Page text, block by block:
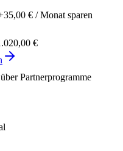
35,00 € / Monat sparen
€
Partnerprogramme